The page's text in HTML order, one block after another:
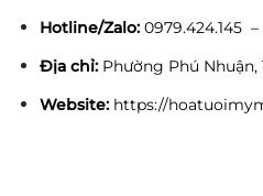
Hotline/Zalo:0979.424.145
Địa chỉ:Phường Phú Nhuận,
Website: https://